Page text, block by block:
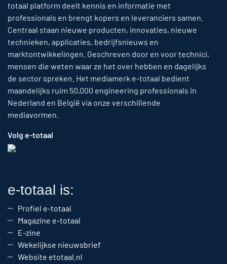
totaal platform deelt kennis en informatie met
professionals en brengt kopers en leveranciers samen.
Centraal staan nieuwe producten, innovaties, nieuwe
technieken, applicaties, bedrijfsnieuws en
marktontwikkelingen. Geschreven door en voor technici,
mensen die weten waar ze het over hebben en dagelijks
de sector spreken. Het mediamerk e-totaal bedient
maandelijks ruim 50,000 engineering professionals in
Nederland en België via onze verschillende
mediavormen.
Volg e-totaal
e-totaal is:
Profiel e-totaal
Magazine e-totaal
E-zine
Wekelijkse nieuwsbrief
Website etotaal.nl